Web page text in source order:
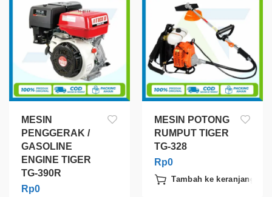
MESIN
PENGGERAK /
GASOLINE
ENGINE TIGER
TG-390R
Rp0
MESIN POTONG
RUMPUT TIGER
TG-328
Rp0
Tambah ke keranjang